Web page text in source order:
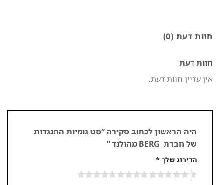
חוות דעת (0)
חוות דעת
אין עדיין חוות דעת.
היה הראשון לכתוב סקירה “סט גומיות התנגדות
של חברת BERG מהולנד ”
הדירוג שלך *